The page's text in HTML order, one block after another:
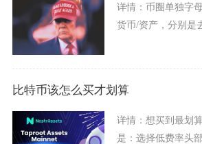
详情： 币圈单独字
货币/资产，分别是
比特币该怎么买才划算
详情： 想买到最划
是：选择低费率头